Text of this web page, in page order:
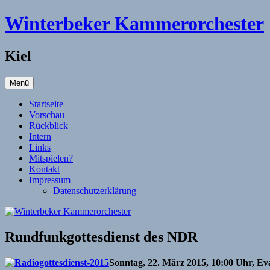
Zum
Inhalt
Winterbeker Kammerorchester
Kiel
Menü
Startseite
Vorschau
Rückblick
Intern
Links
Mitspielen?
Kontakt
Impressum
Datenschutzerklärung
Rundfunkgottesdienst des NDR
Sonntag, 22. März 2015, 10:00 Uhr,